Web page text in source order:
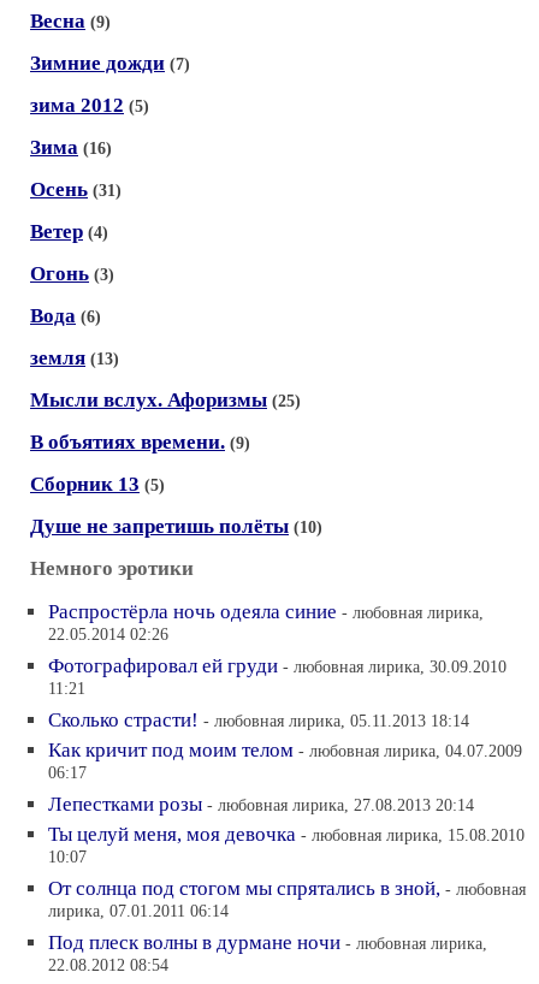
Весна (9)
Зимние дожди (7)
зима 2012 (5)
Зима (16)
Осень (31)
Ветер (4)
Огонь (3)
Вода (6)
земля (13)
Мысли вслух. Афоризмы (25)
В объятиях времени. (9)
Сборник 13 (5)
Душе не запретишь полёты (10)
Немного эротики
Распростёрла ночь одеяла синие - любовная лирика,
22.05.2014 02:26
Фотографировал ей груди - любовная лирика, 30.09.2010
11:21
Сколько страсти! - любовная лирика, 05.11.2013 18:14
Как кричит под моим телом - любовная лирика, 04.07.2009
06:17
Лепестками розы - любовная лирика, 27.08.2013 20:14
Ты целуй меня, моя девочка - любовная лирика, 15.08.2010
10:07
От солнца под стогом мы спрятались в зной, - любовная
лирика, 07.01.2011 06:14
Под плеск волны в дурмане ночи - любовная лирика,
22.08.2012 08:54